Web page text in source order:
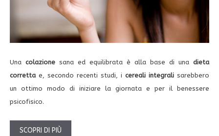
Una colazione sana ed equilibrata è alla base di una dieta
correttae, secondo recenti studi, i cereali integrali sarebbero
un ottimo modo di iniziare la giornata e per il benessere
psicofisico.
SCOPRI DI PIÙ